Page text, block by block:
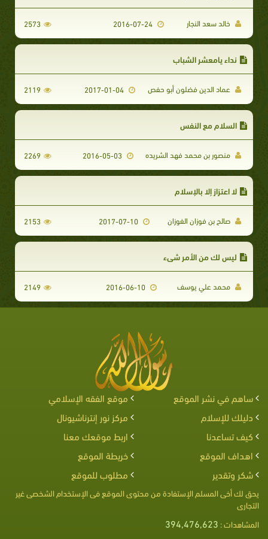
خالد سعد النجار 2573
نداء يامعشر الشباب
عماد الدين فضلون أبو حفص 2017-01-04
2119
السلام مع النفس
منصور بن محمد فهد الشريده 2016-05-03
2269
لا اعتزاز إلا بالإسلام
صالح بن فوزان الفوزان 2153
ليس لك من الأمر شيء
محمد علي يوسف 2149
ساهم في نشر الموقع
موقع الفقه الإسلامي
دليلك للإسلام
مركز نور إنترناشيونال
كيف تساعدنا
اربط موقعك معنا
اهداف الموقع
خريطة الموقع
شكر وتقدير
مطلوب للموقع
يحق لك أخى المسلم الإستفادة من محتوى الموقع فى الإستخدام الشخصى غير
التجارى
المشاهدات : 394,476,623